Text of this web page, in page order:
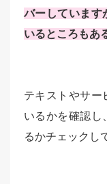
バーしています
いるところもあ
テキストやサー
いるかを確認し
るかチェックし